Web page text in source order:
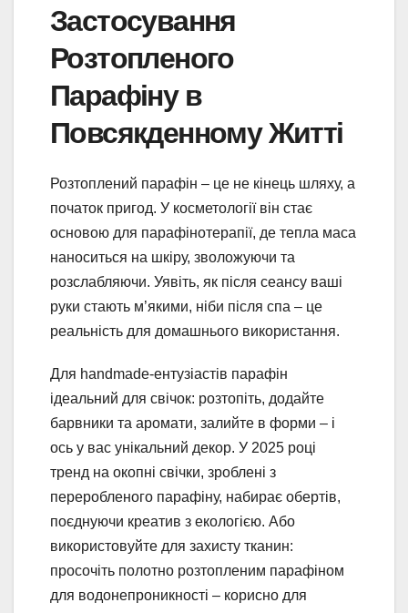
Застосування
Розтопленого
Парафіну в
Повсякденному Житті
Розтоплений парафін – це не кінець шляху, а
початок пригод. У косметології він стає
основою для парафінотерапії, де тепла маса
наноситься на шкіру, зволожуючи та
розслабляючи. Уявіть, як після сеансу ваші
руки стають м’якими, ніби після спа – це
реальність для домашнього використання.
Для handmade-ентузіастів парафін
ідеальний для свічок: розтопіть, додайте
барвники та аромати, залийте в форми – і
ось у вас унікальний декор. У 2025 році
тренд на окопні свічки, зроблені з
переробленого парафіну, набирає обертів,
поєднуючи креатив з екологією. Або
використовуйте для захисту тканин:
просочіть полотно розтопленим парафіном
для водонепроникності – корисно для